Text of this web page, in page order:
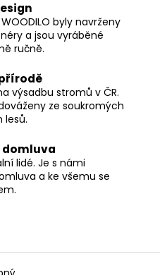
byly navrženy
a jsou vyráběné
ručně.
výsadbu stromů v ČR.
ze soukromých
lesů.
domluva
lidé. Je s námi
a ke všemu se